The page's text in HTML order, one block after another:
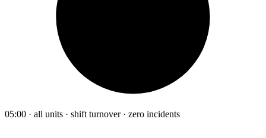
05:00 · all units · shift turnover · zero incidents